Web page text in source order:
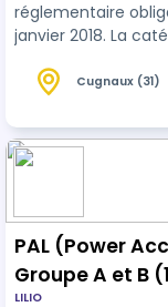
réglementaire
janvier 2018. La
travaux à
d'exécution :
respect des
Cugnaux (31)
PAL (Power
Groupe A et B
LILIO